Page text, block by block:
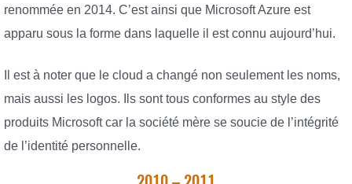
renommée en 2014. C’est ainsi que Microsoft Azure est
apparu sous la forme dans laquelle il est connu aujourd’hui.
Il est à noter que le cloud a changé non seulement les noms,
mais aussi les logos. Ils sont tous conformes au style des
produits Microsoft car la société mère se soucie de l’intégrité
de l’identité personnelle.